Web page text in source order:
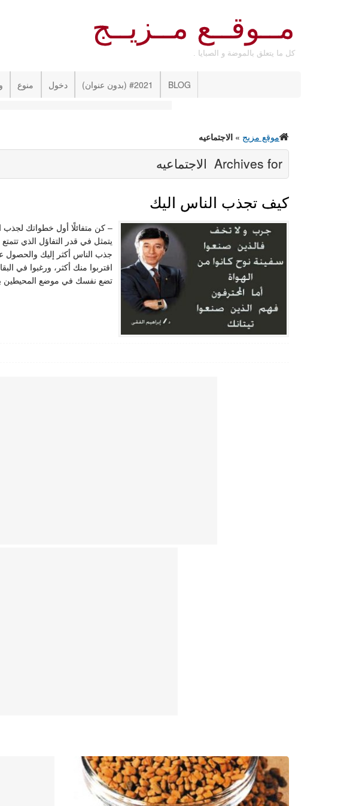
مــوقــع مــزيــج
كل ما يتعلق بالموضة و الصبايا .
منوع دخول #2021 (بدون عنوان) BLOG
موقع مزيج » الاجتماعيه
Archives for الاجتماعيه
كيف تجذب الناس اليك
– كن متفائلًا أول خطواتك
يتمثل في قدر التفاؤل الذي
جذب الناس أكثر إليك والحصول
اقتربوا منك أكثر، ورغبوا في
تضع نفسك في موضع المحيطين